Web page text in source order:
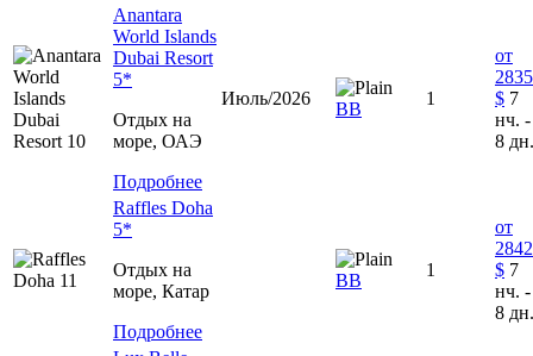
Anantara
World Islands
Dubai Resort
5*
Отдых на
море, ОАЭ
Подробнее
Июль/2026
BB
1
от
2835
$ 7
нч. -
8 дн.
Raffles Doha
5*
Отдых на
море, Катар
Подробнее
ВВ
1
от
2842
$ 7
нч. -
8 дн.